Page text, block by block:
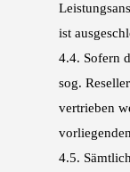
ist
4.4. Sofern
sog.
vertrieben
4.5.